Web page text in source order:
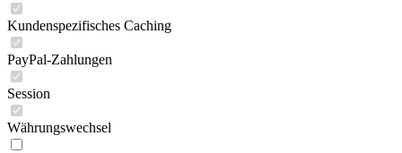
Kundenspezifisches Caching
PayPal-Zahlungen
Session
Währungswechsel